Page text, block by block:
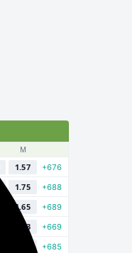
М
1.57 +676
1.75 +688
1.65 +689
1.63 +669
+685